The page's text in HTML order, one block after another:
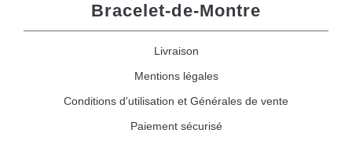
Bracelet-de-Montre
Livraison
Mentions légales
Conditions d'utilisation et Générales de vente
Paiement sécurisé